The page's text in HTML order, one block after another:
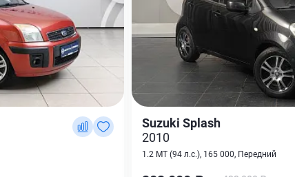
Suzuki Splash
2010
1.2 MT (94 л.с.), 165 000, Передний